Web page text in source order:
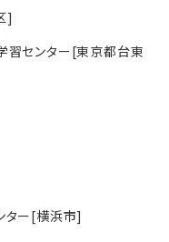
]
習センター[東京都台東
ター[横浜市]